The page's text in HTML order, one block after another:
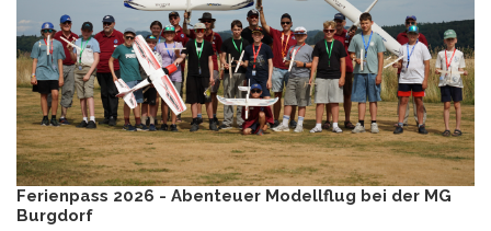
Ferienpass 2026 - Abenteuer Modellflug bei der MG
Burgdorf